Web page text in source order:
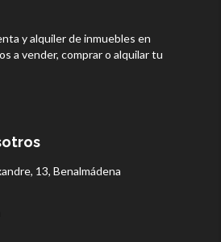
y alquiler de inmuebles en
a vender, comprar o alquilar tu
13, Benalmádena